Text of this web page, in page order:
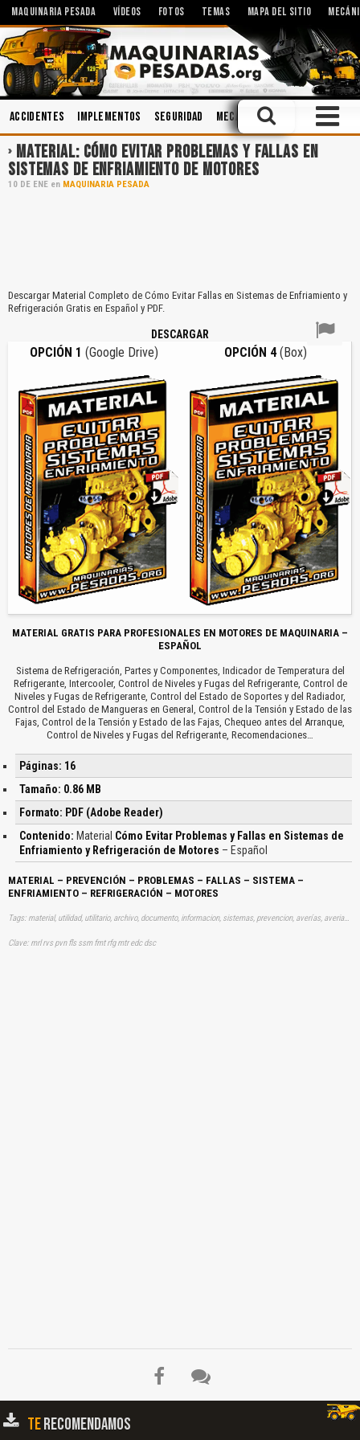
MAQUINARIA PESADA VÍDEOS FOTOS TEMAS MAPA DEL SITIO
Accidentes Implementos Seguridad Mecánica Motores
MATERIAL: CÓMO EVITAR PROBLEMAS Y FALLAS EN
SISTEMAS DE ENFRIAMIENTO DE MOTORES
10 DE ENE en MAQUINARIA PESADA
Descargar Material Completo de Cómo Evitar Fallas en Sistemas de Enfriamiento y
Refrigeración Gratis en Español y PDF.
DESCARGAR
OPCIÓN 1 (Google Drive) OPCIÓN 4(Box)
MATERIAL GRATIS PARA PROFESIONALES EN MOTORES DE MAQUINARIA –
ESPAÑOL
Sistema de Refrigeración, Partes y Componentes, Indicador de Temperatura del
Refrigerante, Intercooler, Control de Niveles y Fugas del Refrigerante, Control de
Niveles y Fugas de Refrigerante, Control del Estado de Soportes y del Radiador,
Control del Estado de Mangueras en General, Control de la Tensión y Estado de las
Fajas, Control de la Tensión y Estado de las Fajas, Chequeo antes del Arranque,
Control de Niveles y Fugas del Refrigerante, Recomendaciones…
Páginas: 16
Tamaño: 0.86 MB
Formato: PDF (Adobe Reader)
Contenido: Material Cómo Evitar Problemas y Fallas en Sistemas de
Enfriamiento y Refrigeración de Motores – Español
MATERIAL – PREVENCIÓN – PROBLEMAS – FALLAS – SISTEMA –
ENFRIAMIENTO – REFRIGERACIÓN – MOTORES
Tags: material, utilidad, utilitario, archivo, documento, informacion, sistemas, prevencion, averías, averias, enfriacion, refrigeracion, refrigerantes, motor, aprender, descargas
Clave: mrl rvs pvn fls ssm fmt rfg mtr edc dsc
TERECOMENDAMOS